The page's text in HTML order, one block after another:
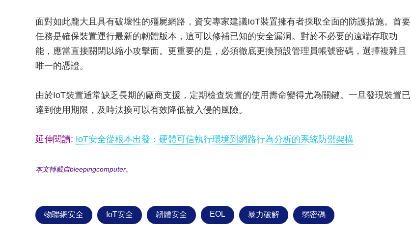
面對如此龐大且具有破壞性的殭屍網路，資安專家建議IoT裝置擁有者採取全面的防護措施。首要
任務是確保裝置運行最新的韌體版本，這可以修補已知的安全漏洞。對於不必要的遠端存取功
能，應當直接關閉以縮小攻擊面。更重要的是，必須徹底更換預設管理員帳號密碼，選擇複雜且
唯一的憑證。
由於IoT裝置通常缺乏長期的廠商支援，定期檢查裝置的使用壽命變得尤為關鍵。一旦發現裝置已
達到使用期限，及時汰換可以有效降低被入侵的風險。
延伸閱讀: IoT安全從根本出發：硬體可信執行環境到網路行為分析的系統防禦架構
本文轉載自bleepingcomputer。
物聯網安全 IoT安全 韌體安全 EOL 暴力破解 弱密碼